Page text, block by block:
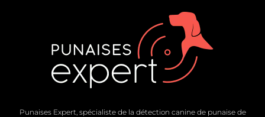
Punaises Expert, spécialiste de la détection canine de punaise de